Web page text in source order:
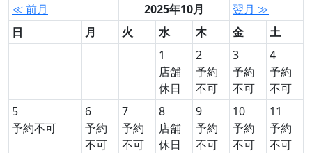
≪ 前月 2025年10月
翌月 ≫
日
月 火 水 木 金
土
1
店舗
休日
2
予約
不可
3
予約
不可
4
予約
不可
5
予約不可
6
予約
不可
7
予約
不可
8
店舗
休日
9
予約
不可
10
予約
不可
11
予約
不可